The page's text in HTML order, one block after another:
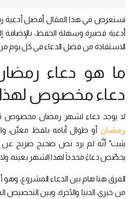
نستعرض في هذا المقال أفضل أدعية
أدعية قصيرة وسهلة الحفظ، بالإضافة
الاستفادة من فضل الدعاء في كل يوم من
ما هو دعاء
دعاء مخصوص
لا يوجد دعاء لشهر رمضان مخصوص
رمضان أو طوال أيامه بلفظ معيَّن،
يثبت" أنَّه لم يرد نص صحيح صريح عن
يخصِّص دعاءً محدداً لهذا الشهر بعينه،
الفرق هنا هام بين الدعاء المشروع،
من خيري الدنيا والآخرة، وبين